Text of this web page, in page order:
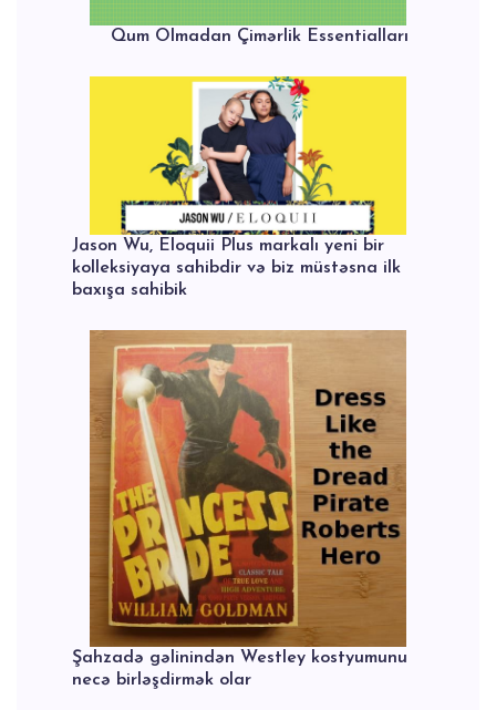
Qum Olmadan Çimərlik Essentialları
Jason Wu, Eloquii Plus markalı yeni bir
kolleksiyaya sahibdir və biz müstəsna ilk
baxışa sahibik
Şahzadə gəlinindən Westley kostyumunu
necə birləşdirmək olar